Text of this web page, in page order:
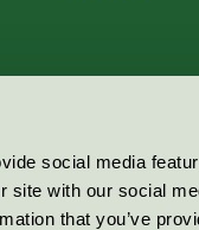
social media
site with our social
that you’ve